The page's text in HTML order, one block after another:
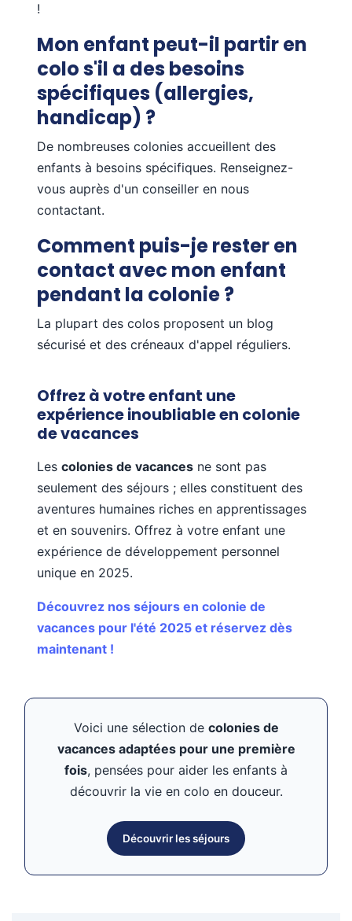
!
Mon enfant peut-il partir en
colo s'il a des besoins
spécifiques (allergies,
handicap) ?
De nombreuses colonies accueillent des
enfants à besoins spécifiques. Renseignez-
vous auprès d'un conseiller en nous
contactant.
Comment puis-je rester en
contact avec mon enfant
pendant la colonie ?
La plupart des colos proposent un blog
sécurisé et des créneaux d'appel réguliers.
Offrez à votre enfant une
expérience inoubliable en colonie
de vacances
Les colonies de vacances ne sont pas
seulement des séjours ; elles constituent des
aventures humaines riches en apprentissages
et en souvenirs. Offrez à votre enfant une
expérience de développement personnel
unique en 2025.
Découvrez nos séjours en colonie de
vacances pour l'été 2025 et réservez dès
maintenant !
Voici une sélection de colonies de
vacances adaptées pour une première
fois, pensées pour aider les enfants à
découvrir la vie en colo en douceur.
Découvrir les séjours